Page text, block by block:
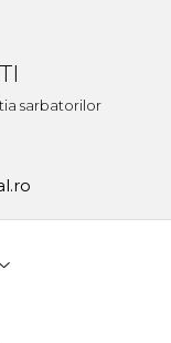
sarbatorilor